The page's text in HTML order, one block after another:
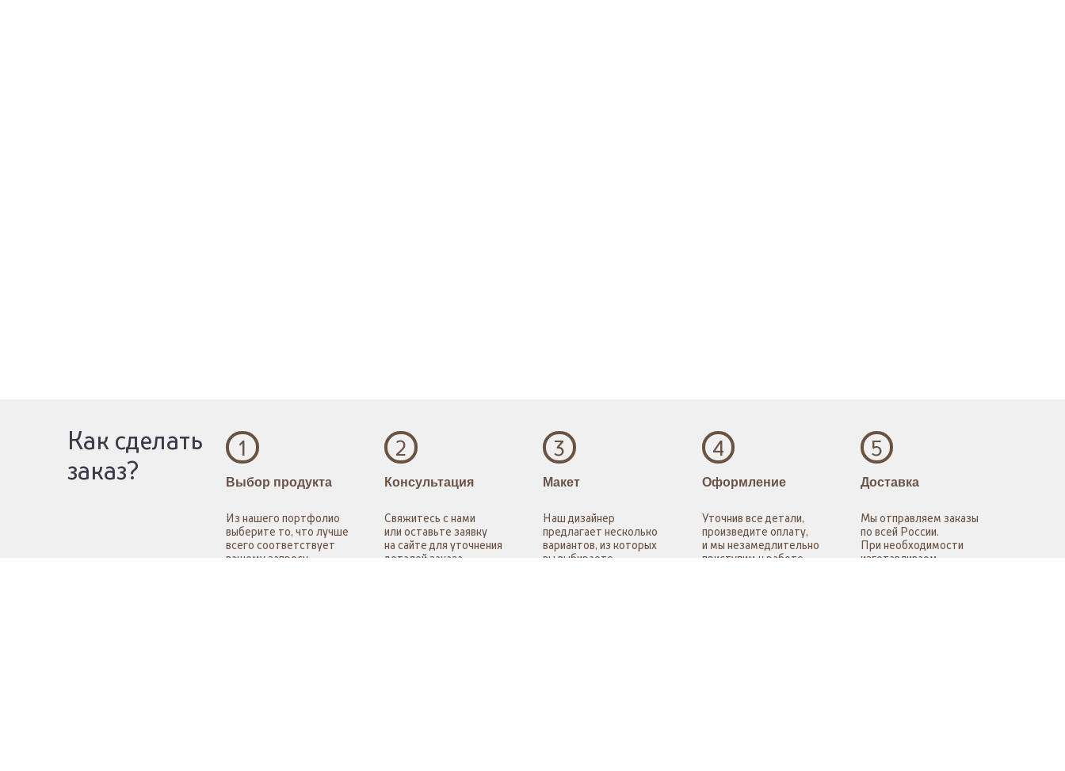
Как сделать
заказ?
1
Выбор продукта
Из нашего портфолио
выберите то, что лучше
всего соответствует
вашему запросу
2
Консультация
Свяжитесь с нами
или оставьте заявку
на сайте для уточнения
деталей заказа.
3
Макет
Наш дизайнер
предлагает несколько
вариантов, из которых
вы выбираете
4
Оформление
Уточнив все детали,
произведите оплату,
и мы незамедлительно
приступим к работе.
5
Доставка
Мы отправляем заказы
по всей России.
При необходимости
изготавливаем